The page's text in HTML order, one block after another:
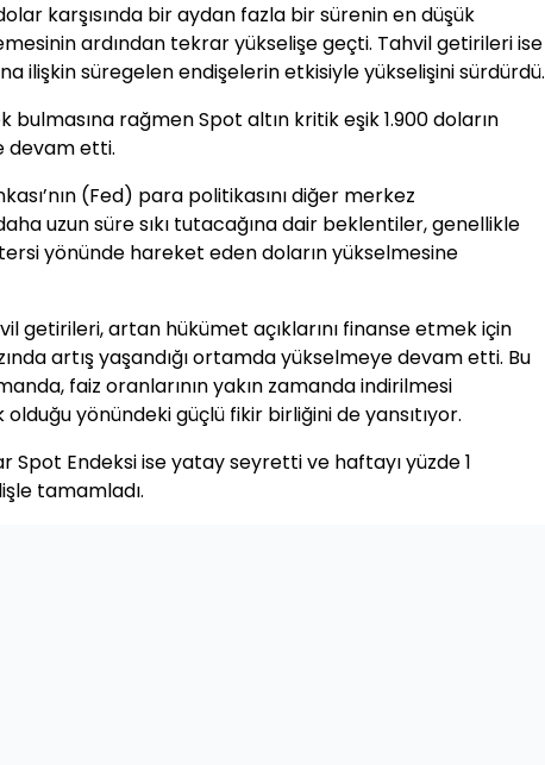
karşısında bir aydan fazla bir sürenin en düşük
ardından tekrar yükselişe geçti. Tahvil getirileri ise
ilişkin süregelen endişelerin etkisiyle yükselişini sürdürdü.
bulmasına rağmen Spot altın kritik eşik 1.900 doların
devam etti.
(Fed) para politikasını diğer merkez
uzun süre sıkı tutacağına dair beklentiler, genellikle
yönünde hareket eden doların yükselmesine
getirileri, artan hükümet açıklarını finanse etmek için
artış yaşandığı ortamda yükselmeye devam etti. Bu
faiz oranlarının yakın zamanda indirilmesi
yönündeki güçlü fikir birliğini de yansıtıyor.
Spot Endeksi ise yatay seyretti ve haftayı yüzde 1
tamamladı.